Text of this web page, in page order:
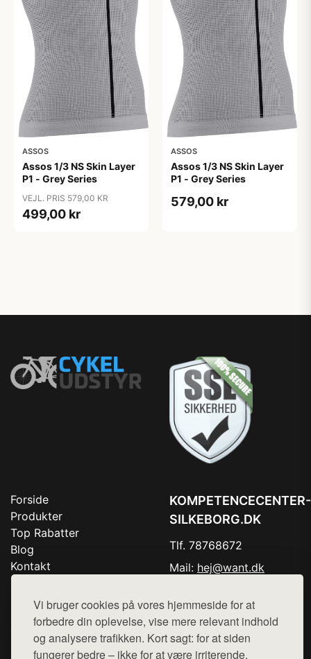
Vi bruger cookies på vores hjemmeside for at
forbedre din oplevelse, vise mere relevant indhold
og analysere trafikken. Kort sagt: for at siden
fungerer bedre – ikke for at være irriterende.
ASSOS
Assos 1/3 NS Skin Layer
P1 - Grey Series
VEJL. PRIS 579,00 KR
499,00 kr
ASSOS
Assos 1/3 NS Skin Layer
P1 - Grey Series
579,00 kr
Forside
Produkter
Top Rabatter
Blog
Kontakt
KOMPETENCECENTER-
SILKEBORG.DK
Tlf. 78768672
Mail: hej@want.dk